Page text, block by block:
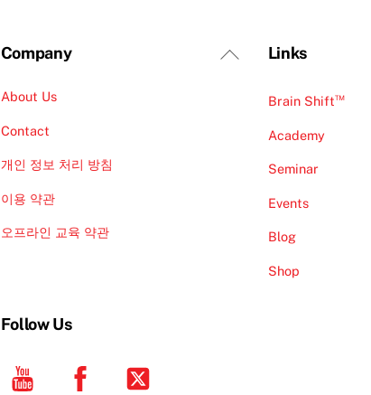
Back
Company
About Us
Contact
개인 정보 처리 방침
이용 약관
오프라인 교육 약관
Links
Brain Shift™
Academy
Seminar
Events
Blog
Shop
Follow Us
YouTube Facebook